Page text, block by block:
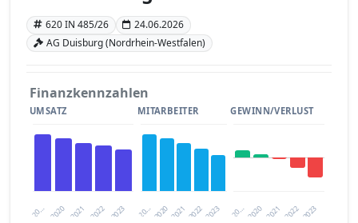
620 IN 485/26
24.06.2026
AG Duisburg (Nordrhein-Westfalen)
Finanzkennzahlen
UMSATZ
20… 2021 2023
2020 2022
MITARBEITER
20… 2021 2023
2020 2022
GEWINN/VERLUST
20… 2021 2023
2020 2022